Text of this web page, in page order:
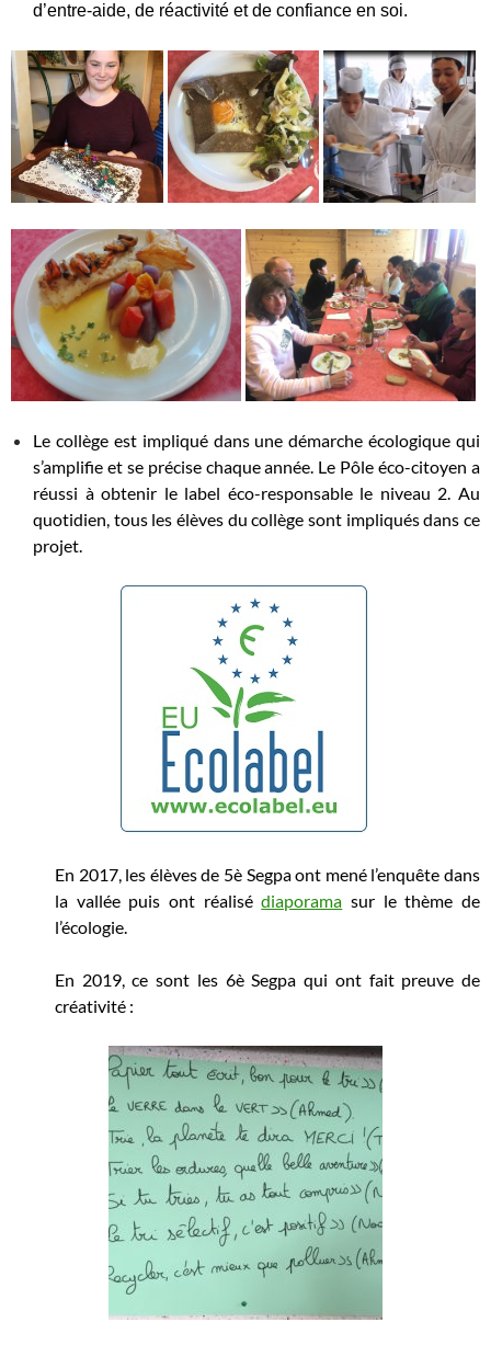
d’entre-aide, de réactivité et de confiance en soi.
Le collège est impliqué dans une démarche écologique qui
s’amplifie et se précise chaque année. Le Pôle éco-citoyen a
réussi à obtenir le label éco-responsable le niveau 2. Au
quotidien, tous les élèves du collège sont impliqués dans ce
projet.
En 2017, les élèves de 5è Segpa ont mené l’enquête dans
la vallée puis ont réalisédiaporama sur le thème de
l’écologie.
En 2019, ce sont les 6è Segpa qui ont fait preuve de
créativité :